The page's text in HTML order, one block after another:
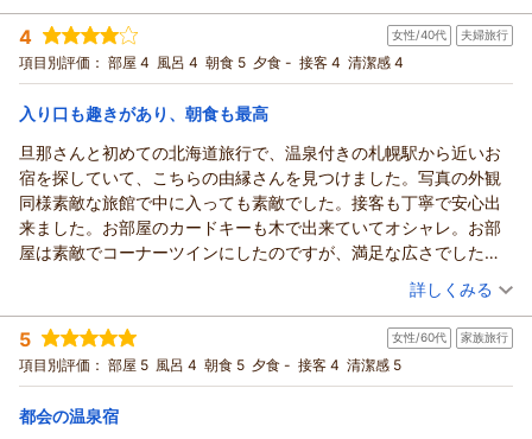
（返信日：2026/07/21）
を頂戴し、大変光栄に存じます。
一方で、大浴場に関しまして、ごゆるりとお寛ぎいただけなか
ったとの事ご不便をおかけしてしまい申し訳ございません。
お風呂の混雑状況につきましては、お部屋に設置しております
QRコードより、その時点での混雑状況をご確認いただくことが
しかしながら、私どものご案内が行き届いておらず、ご不便を
おかけしましたことを心よりお詫び申し上げます。
今後はご案内方法の見直しも含め、お客様により快適にお寛ぎ
いただけますよう、より一層サービスの向上に努めてまいりま
す。
最後になりましたが、この度はお忙しい中、貴重なご意見をお
またRocochan様をお迎えできます日を、従業員一同心よりお
待ち申し上げております。
ONSEN RYOKAN 由縁 札幌 宿泊マネージャー
投稿者： じゅねさん(女性/20代)
宿泊プラン： じゃらん限定【連泊割】＜2連泊以上の滞在でお得＞◎由縁札
幌で寛ぎのお時間を・・・素泊まり
ダブル 食事なし
宿泊価格帯： 17,001～18,000円(大人一人あたり/税込)
じゅね様
この度は、ONSEN RYOKAN 由縁 札幌にご宿泊いただき、誠に
ありがとうございます。
また、館内の清潔感や旅館ならではの雰囲気につきまして、温
かいお言葉をお寄せいただき、大変嬉しく存じます。
ご関心をお寄せいただきました夏下冬上 札幌での朝食では、料
理長が道内の生産者のもとへ足を運び、厳選した北海道の食材
を取り入れた彩り豊かな和御膳をご用意しております。
次回お越しの際には、ぜひご朝食もあわせてお愉しみいただけ
ましたら幸いでございます。
改めまして、この度は温かいご感想をお寄せいただき、誠にあ
4 女性/40代 夫婦旅行
項目別評価： 部屋 4 風呂 4 朝食 5 夕食 - 接客 4 清潔感 4
入り口も趣きがあり、朝食も最高
旦那さんと初めての北海道旅行で、温泉付きの札幌駅から近いお
宿を探していて、こちらの由縁さんを見つけました。写真の外観
同様素敵な旅館で中に入っても素敵でした。接客も丁寧で安心出
来ました。お部屋のカードキーも木で出来ていてオシャレ。お部
屋は素敵でコーナーツインにしたのですが、満足な広さでした
が、お部屋の入り口が少し狭かったので、靴を置いてはおけず、
きちんと靴箱にしまわないといけないのが2人で出入りする際には
大変でした。お風呂もお部屋はシャワーだけなので大浴場をしっ
かり使わせていただきました。大きなオシャレなお風呂は、水風
呂というのを、初めて入る方は皆さん、驚かれている様子で私自
風呂も打たせ湯も丁度いい温度でその日の疲れは取れるほどゆっ
（投稿日：2026/07/15）
宿泊時期： 2026年07月宿泊 (夫婦旅行)
投稿者： みかちんさん
宿泊プラン： じゃらん限定【連泊割】◆直前予約にも◎北海道旬食材をまる
ごとこだわり【和御膳】 ◇ 朝食付
ツイン 朝のみ
宿泊価格帯： 23,001～24,000円(大人一人あたり/税込)
詳しくみる
5 女性/60代 家族旅行
項目別評価： 部屋 5 風呂 4 朝食 5 夕食 - 接客 4 清潔感 5
都会の温泉宿